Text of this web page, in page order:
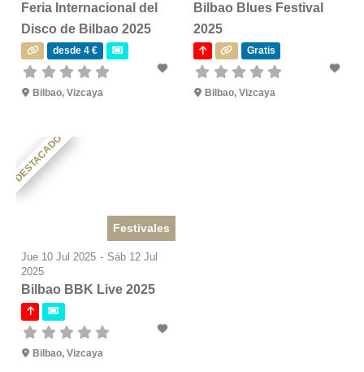
Feria Internacional del
Disco de Bilbao 2025
desde 4 €
Bilbao, Vizcaya
Bilbao Blues Festival
2025
Gratis
Bilbao, Vizcaya
DESTACADO
Festivales
Jue 10 Jul 2025 - Sáb 12 Jul
2025
Bilbao BBK Live 2025
Bilbao, Vizcaya